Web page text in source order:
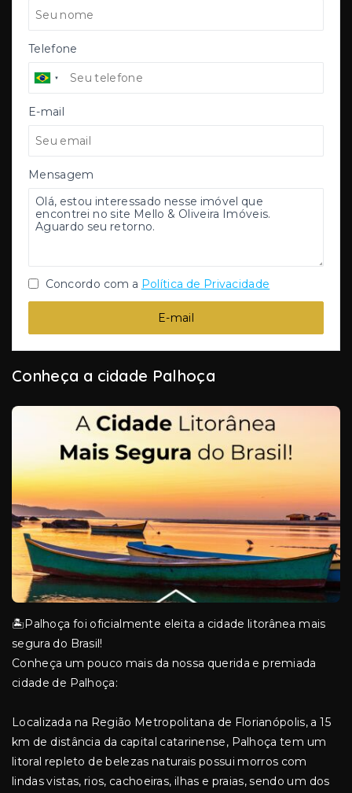
Telefone
E-mail
Mensagem
Concordo com a Política de Privacidade
E-mail
Conheça a cidade Palhoça
🏝️Palhoça foi oficialmente eleita a cidade litorânea mais
segura do Brasil!
Conheça um pouco mais da nossa querida e premiada
cidade de Palhoça:
Localizada na Região Metropolitana de Florianópolis, a 15
km de distância da capital catarinense, Palhoça tem um
litoral repleto de belezas naturais possui morros com
lindas vistas, rios, cachoeiras, ilhas e praias, sendo um dos